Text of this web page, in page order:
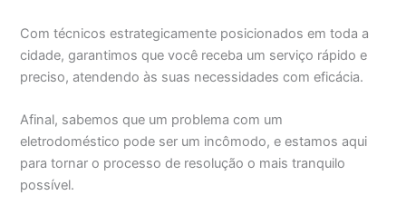
Com técnicos estrategicamente posicionados em toda a
cidade, garantimos que você receba um serviço rápido e
preciso, atendendo às suas necessidades com eficácia.
Afinal, sabemos que um problema com um
eletrodoméstico pode ser um incômodo, e estamos aqui
para tornar o processo de resolução o mais tranquilo
possível.